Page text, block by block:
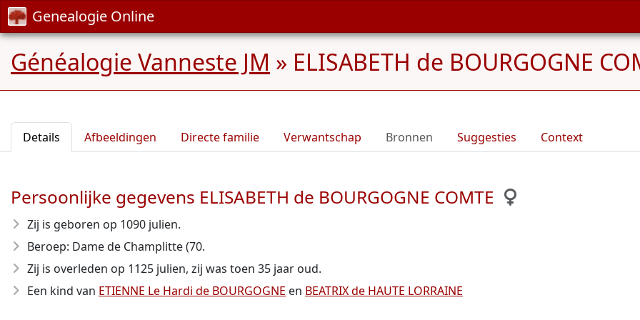
Genealogie Online
Généalogie Vanneste JM » ELISABETH de BOURGOGNE
Details Afbeeldingen Directe familie Verwantschap Bronnen Suggesties Context
Persoonlijke gegevens ELISABETH de BOURGOGNE COMTE
Zij is geboren op 1090 julien.
Beroep: Dame de Champlitte (70.
Zij is overleden op 1125 julien, zij was toen 35 jaar oud.
Een kind van ETIENNE Le Hardi de BOURGOGNE en BEATRIX de HAUTE LORRAINE